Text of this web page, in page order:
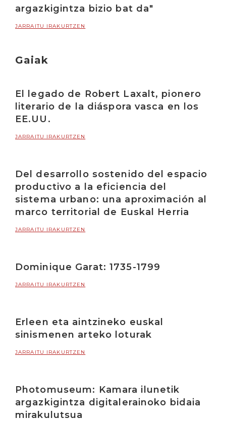
argazkigintza bizio bat da"
JARRAITU IRAKURTZEN
Gaiak
El legado de Robert Laxalt, pionero
literario de la diáspora vasca en los
EE.UU.
JARRAITU IRAKURTZEN
Del desarrollo sostenido del espacio
productivo a la eficiencia del
sistema urbano: una aproximación al
marco territorial de Euskal Herria
JARRAITU IRAKURTZEN
Dominique Garat: 1735-1799
JARRAITU IRAKURTZEN
Erleen eta aintzineko euskal
sinismenen arteko loturak
JARRAITU IRAKURTZEN
Photomuseum: Kamara ilunetik
argazkigintza digitalerainoko bidaia
mirakulutsua